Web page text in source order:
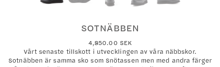
SOTNÄBBEN
4,850.00 SEK
Vårt senaste tillskott i utvecklingen av våra näbbskor.
Sotnäbben är samma sko som Snötassen men med andra färger